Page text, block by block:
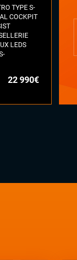
vitesse
TYPE S-
COCKPIT
LEDS
22 990€